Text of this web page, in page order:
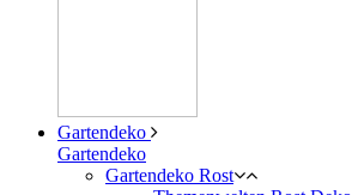
Gartendeko
Gartendeko
Gartendeko Rost